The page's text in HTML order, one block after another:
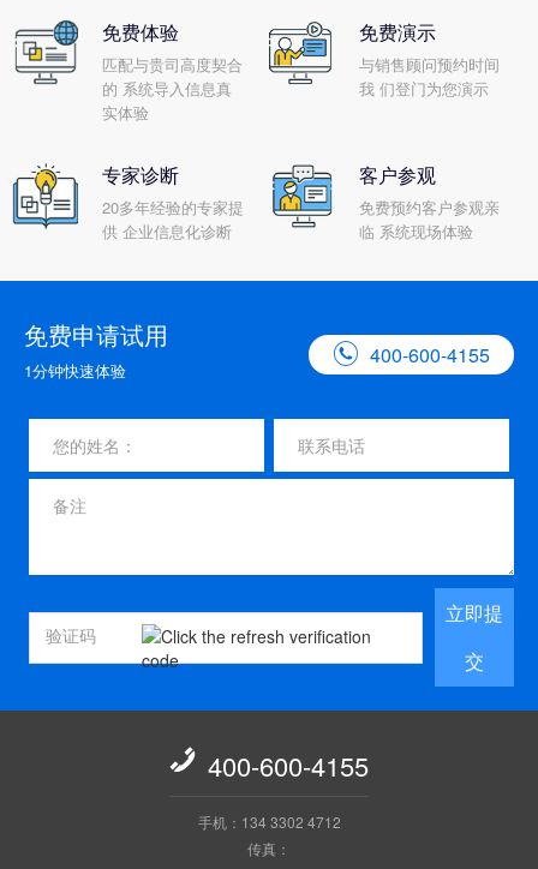
免费体验
匹配与贵司高度契合
的 系统导入信息真
实体验
免费演示
与销售顾问预约时间
我 们登门为您演示
专家诊断
20多年经验的专家提
供 企业信息化诊断
客户参观
免费预约客户参观亲
临 系统现场体验
免费申请试用
1分钟快速体验
 400-600-4155
立即提
交
 400-600-4155
手机：134 3302 4712
传真：